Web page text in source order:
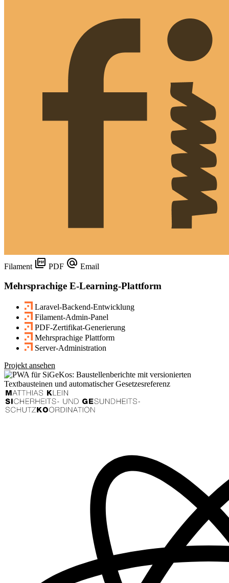
Filament PDF Email
Mehrsprachige E-Learning-Plattform
Laravel-Backend-Entwicklung
Filament-Admin-Panel
PDF-Zertifikat-Generierung
Mehrsprachige Plattform
Server-Administration
Projekt ansehen